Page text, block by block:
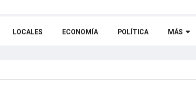
LOCALES ECONOMÍA POLÍTICA MÁS